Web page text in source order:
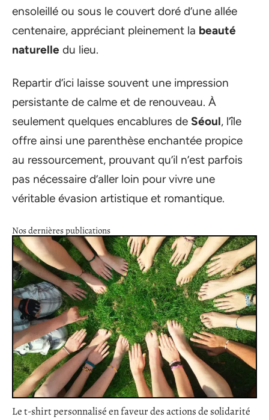
ensoleillé ou sous le couvert doré d’une allée
centenaire, appréciant pleinement la beauté
naturelle du lieu.
Repartir d’ici laisse souvent une impression
persistante de calme et de renouveau. À
seulement quelques encablures de Séoul, l’île
offre ainsi une parenthèse enchantée propice
au ressourcement, prouvant qu’il n’est parfois
pas nécessaire d’aller loin pour vivre une
véritable évasion artistique et romantique.
Nos dernières publications
Le t-shirt personnalisé en faveur des actions de solidarité